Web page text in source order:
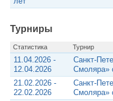
Турниры
Статистика Турнир
11.04.2026 -
12.04.2026
Санкт-
Смоляра»
21.02.2026 -
22.02.2026
Санкт-
Смоляра»